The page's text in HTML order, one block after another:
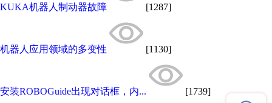
KUKA机器人制动器故障 [1287]
机器人应用领域的多变性 [1130]
安装ROBOGuide出现对话框，内... [1739]